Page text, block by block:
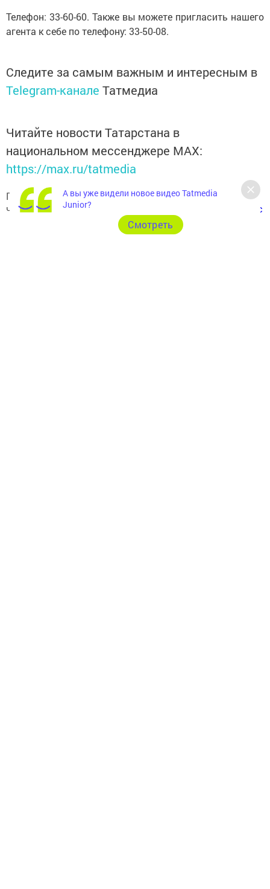
Телефон: 33-60-60. Также вы можете пригласить нашего
агента к себе по телефону: 33-50-08.
Следите за самым важным и интересным в
Telegram-канале Татмедиа
Читайте новости Татарстана в
национальном мессенджере MАХ:
https://max.ru/tatmedia
Подписывайтесь на нашTelegram-канал, а также
читайте насВконтакте Макс
А вы уже видели новое видео Tatmedia
Junior?
Cмотреть